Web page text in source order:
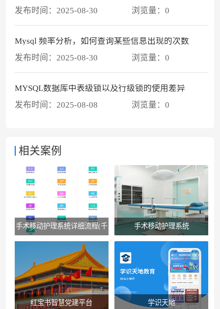
发布时间： 2025-08-30 浏览量：0
Mysql 频率分析，如何查询某些信息出现的次数
发布时间： 2025-08-30 浏览量：0
MYSQL数据库中表级锁以及行级锁的使用差异
发布时间： 2025-08-08 浏览量：0
相关案例
手术移动护理系统详细流程(千
佛山医院版）
手术移动护理系统
红宝书智慧党建平台 学识天地